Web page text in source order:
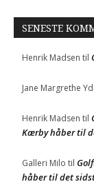
SENESTE
Henrik Madsen til
Jane Margrethe
Henrik Madsen til
Kærby håber til
Galleri Milo til
håber til det